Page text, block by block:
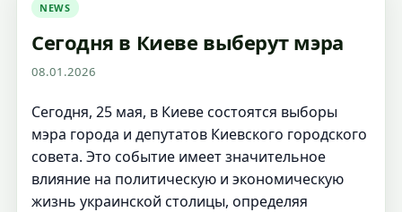
NEWS
Сегодня в Киеве выберут мэра
08.01.2026
Сегодня, 25 мая, в Киеве состоятся выборы
мэра города и депутатов Киевского городского
совета. Это событие имеет значительное
влияние на политическую и экономическую
жизнь украинской столицы, определяя